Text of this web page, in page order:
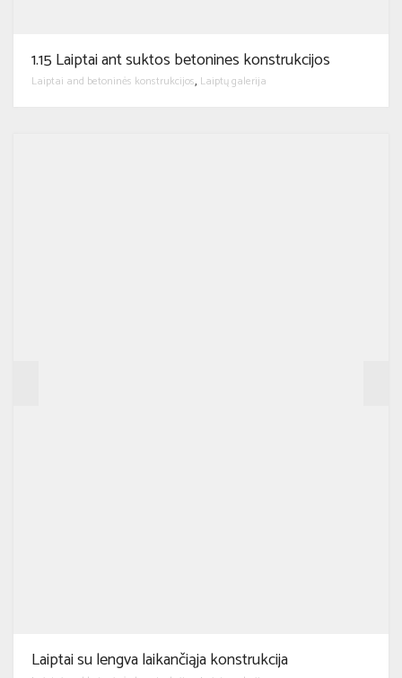
1.15 Laiptai ant suktos betonines konstrukcijos
Laiptai and betoninės konstrukcijos, Laiptų galerija
Laiptai su lengva laikančiąja konstrukcija